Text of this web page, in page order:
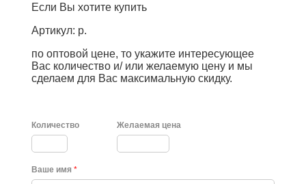
Если Вы хотите купить
Артикул: р.
по оптовой цене, то укажите интересующее
Вас количество и/ или желаемую цену и мы
сделаем для Вас максимальную скидку.
Количество Желаемая цена
Ваше имя *